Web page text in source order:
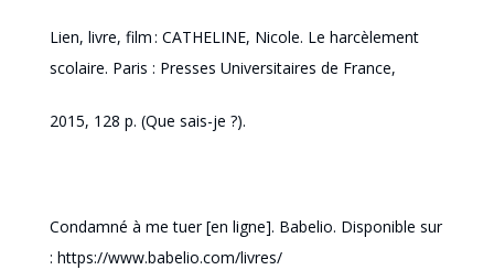
Lien, livre, film : CATHELINE, Nicole. Le harcèlement
scolaire. Paris : Presses Universitaires de France,
2015, 128 p. (Que sais-je ?).
Condamné à me tuer [en ligne]. Babelio. Disponible sur
: https://www.babelio.com/livres/